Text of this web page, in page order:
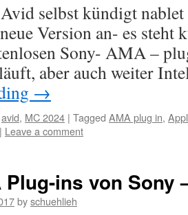
selbst kündigt
Version an- es steht
Sony- AMA –
aber auch weiter
→
avid, MC 2024 | Tagged AMA plug in,
| Leave a comment
Plug-ins von Sony
byschuehlieh